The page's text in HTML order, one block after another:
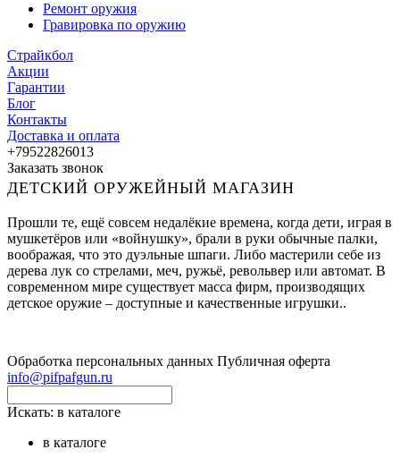
Ремонт оружия
Гравировка по оружию
Страйкбол
Акции
Гарантии
Блог
Контакты
Доставка и оплата
+79522826013
Заказать звонок
ДЕТСКИЙ ОРУЖЕЙНЫЙ МАГАЗИН
Прошли те, ещё совсем недалёкие времена, когда дети, играя в
мушкетёров или «войнушку», брали в руки обычные палки,
воображая, что это дуэльные шпаги. Либо мастерили себе из
дерева лук со стрелами, меч, ружьё, револьвер или автомат. В
современном мире существует масса фирм, производящих
детское оружие – доступные и качественные игрушки..
Обработка персональных данных Публичная оферта
info@pifpafgun.ru
Искать: в каталоге
в каталоге